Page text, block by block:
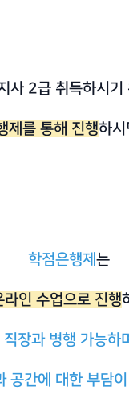
사 2급 취득하시기
제를 통해 진행하시
학점은행제 는
인 수업으로 진행
직장과 병행 가능하
공간에 대한 부담